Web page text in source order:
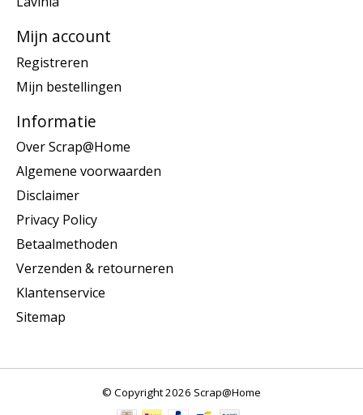
Mijn account
Registreren
Mijn bestellingen
Informatie
Over Scrap@Home
Algemene voorwaarden
Disclaimer
Privacy Policy
Betaalmethoden
Verzenden & retourneren
Klantenservice
Sitemap
© Copyright 2026 Scrap@Home